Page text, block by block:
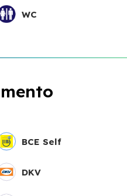
WC
BCE Self
DKV